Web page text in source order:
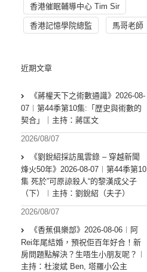
香港催眠輔導中心 Tim Sir
香港記憶學院總監 馬哥老師
近期文章
《蔣權天下之術數通識》2026-08-
07︱第44季第10集:「歴史與術數的
契合」｜主持：蔣匡文
2026/08/07
《劉銳紹採訪風雲錄 – 穿越新聞
烽火50年》2026-08-07︱第44季第10
集 死於”可原諒殺人“的黎漢成父子
（下）︱主持：劉銳紹（夫子）
2026/08/07
《香蕉俱樂部》2026-08-06︱阿
Rei年尾結婚，預祝佢百年好合！新
房問題點解決？生唔生小朋友呢？︱
主持：杜浚斌 Ben, 塔羅小公主